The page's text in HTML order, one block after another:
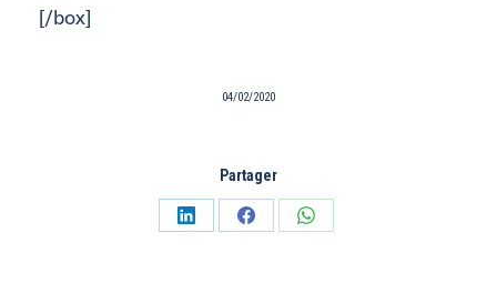
[/box]
04/02/2020
Partager
PartagerPartagerPartager